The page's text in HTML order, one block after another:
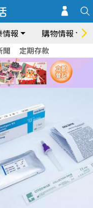
報 購物情報
聞 定期存款